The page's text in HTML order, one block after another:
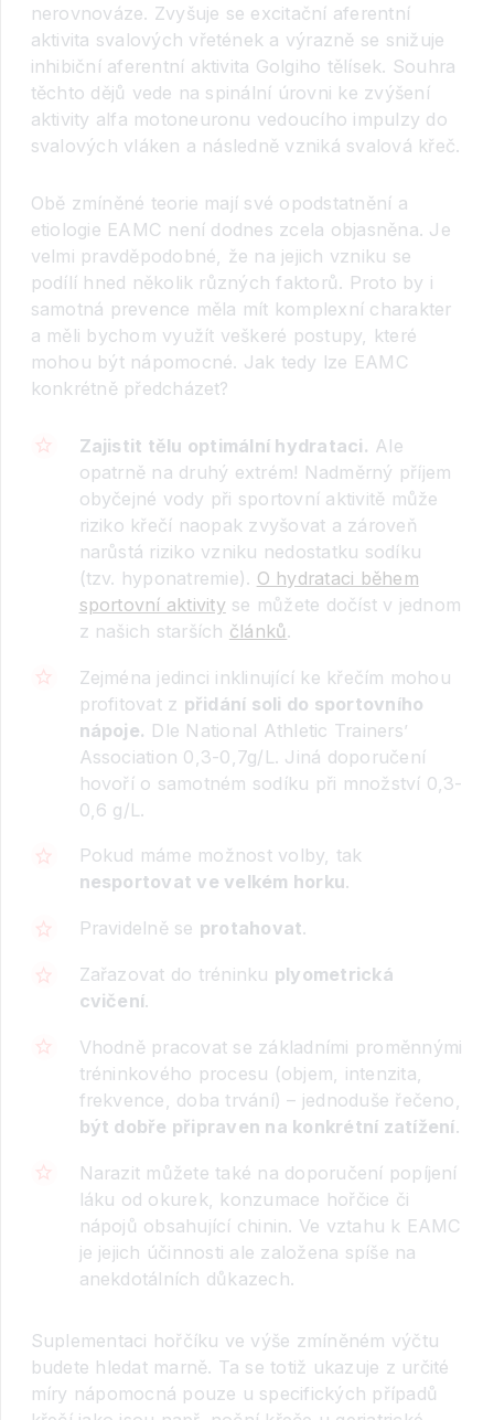
nerovnováze. Zvyšuje se excitační aferentní
aktivita svalových vřetének a výrazně se snižuje
inhibiční aferentní aktivita Golgiho tělísek. Souhra
těchto dějů vede na spinální úrovni ke zvýšení
aktivity alfa motoneuronu vedoucího impulzy do
svalových vláken a následně vzniká svalová křeč.
Obě zmíněné teorie mají své opodstatnění a
etiologie EAMC není dodnes zcela objasněna. Je
velmi pravděpodobné, že na jejich vzniku se
podílí hned několik různých faktorů. Proto by i
samotná prevence měla mít komplexní charakter
a měli bychom využít veškeré postupy, které
mohou být nápomocné. Jak tedy lze EAMC
konkrétně předcházet?
Zajistit tělu optimální hydrataci. Ale
opatrně na druhý extrém! Nadměrný příjem
obyčejné vody při sportovní aktivitě může
riziko křečí naopak zvyšovat a zároveň
narůstá riziko vzniku nedostatku sodíku
(tzv. hyponatremie). O hydrataci během
sportovní aktivity se můžete dočíst v jednom
z našich starších článků.
Zejména jedinci inklinující ke křečím mohou
profitovat z přidání soli do sportovního
nápoje. Dle National Athletic Trainers’
Association 0,3-0,7g/L. Jiná doporučení
hovoří o samotném sodíku při množství 0,3-
0,6 g/L.
Pokud máme možnost volby, tak
nesportovat ve velkém horku.
Pravidelně se protahovat.
Zařazovat do tréninku plyometrická
cvičení.
Vhodně pracovat se základními proměnnými
tréninkového procesu (objem, intenzita,
frekvence, doba trvání) – jednoduše řečeno,
být dobře připraven na konkrétní zatížení.
Narazit můžete také na doporučení popíjení
láku od okurek, konzumace hořčice či
nápojů obsahující chinin. Ve vztahu k EAMC
je jejich účinnosti ale založena spíše na
anekdotálních důkazech.
Suplementaci hořčíku ve výše zmíněném výčtu
budete hledat marně. Ta se totiž ukazuje z určité
míry nápomocná pouze u specifických případů